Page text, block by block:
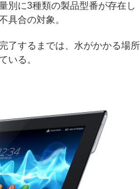
別に3種類の製品型番が存在し
具合の対象。
了するまでは、水がかかる場所
いる。